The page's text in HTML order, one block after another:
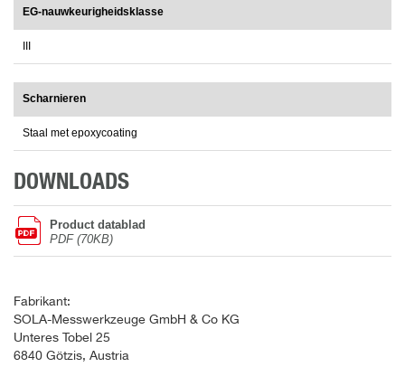
EG-nauwkeurigheidsklasse
Scharnieren
Staal met epoxycoating
DOWNLOADS
Product datablad
PDF (70KB)
Fabrikant:
SOLA-Messwerkzeuge GmbH & Co KG
Unteres Tobel 25
6840 Götzis, Austria